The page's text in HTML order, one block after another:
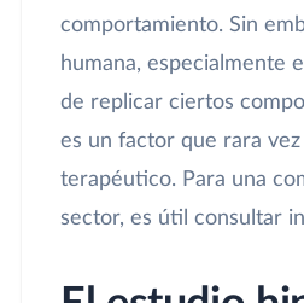
comportamiento. Sin
humana, especialmente
de replicar ciertos
es un factor que rara
terapéutico. Para una
sector, es útil consultar